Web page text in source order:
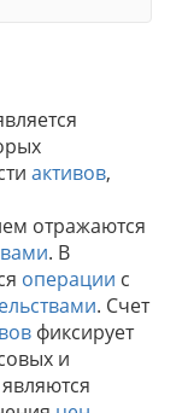
активов,
отражаются
. В
операции с
. Счет
фиксирует
и